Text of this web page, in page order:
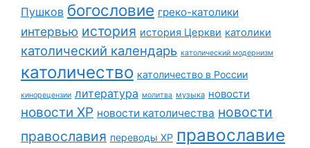
Пушков богословие греко-католики
интервью история история Церкви католики
католический календарь католический модернизм
католичество католичество в России
кинорецензии литература молитва музыка новости
новости ХР новости католичества новости
православия переводы ХР православие